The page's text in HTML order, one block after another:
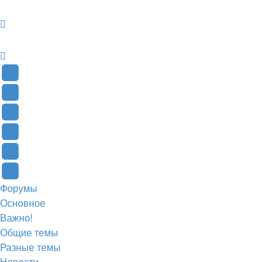
вкладке)
вкладке)
новой
вкладке)
в
новой
вкладке)
(Откроется
в
новой
вкладке)
Форумы
Основное
Важно!
Общие темы
Разные темы